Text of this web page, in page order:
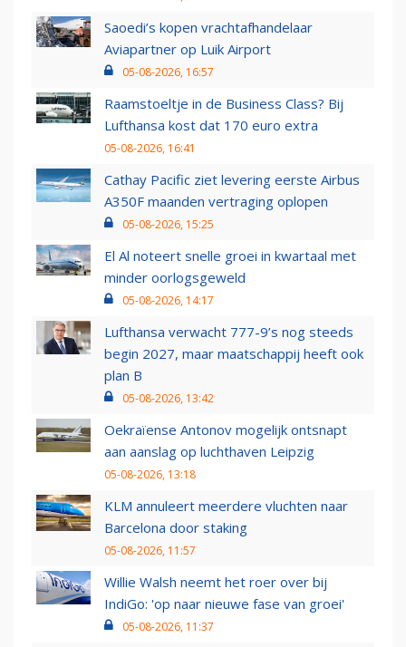
Saoedi’s kopen vrachtafhandelaar
Aviapartner op Luik Airport
05-08-2026, 16:57
Raamstoeltje in de Business Class? Bij
Lufthansa kost dat 170 euro extra
05-08-2026, 16:41
Cathay Pacific ziet levering eerste Airbus
A350F maanden vertraging oplopen
05-08-2026, 15:25
El Al noteert snelle groei in kwartaal met
minder oorlogsgeweld
05-08-2026, 14:17
Lufthansa verwacht 777-9’s nog steeds
begin 2027, maar maatschappij heeft ook
plan B
05-08-2026, 13:42
Oekraïense Antonov mogelijk ontsnapt
aan aanslag op luchthaven Leipzig
05-08-2026, 13:18
KLM annuleert meerdere vluchten naar
Barcelona door staking
05-08-2026, 11:57
Willie Walsh neemt het roer over bij
IndiGo: 'op naar nieuwe fase van groei'
05-08-2026, 11:37